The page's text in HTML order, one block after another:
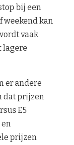
bij een
weekend kan
vaak
lagere
er andere
dat prijzen
E5
prijzen